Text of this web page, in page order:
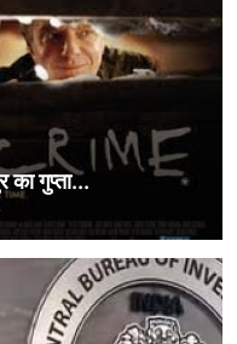
का गुप्ता...